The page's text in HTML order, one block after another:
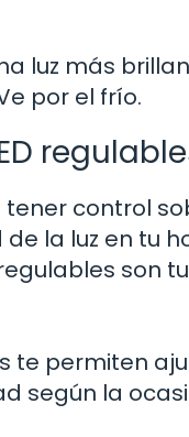
luz más
por el frío.
tener control
la luz en tu
son
te permiten
según la